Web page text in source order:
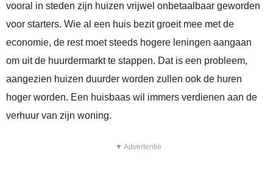
vooral in steden zijn huizen vrijwel onbetaalbaar geworden
voor starters. Wie al een huis bezit groeit mee met de
economie, de rest moet steeds hogere leningen aangaan
om uit de huurdermarkt te stappen. Dat is een probleem,
aangezien huizen duurder worden zullen ook de huren
hoger worden. Een huisbaas wil immers verdienen aan de
verhuur van zijn woning.
▼ Advertentie